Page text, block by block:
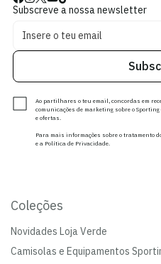
Subscreve a nossa newsletter
Ao partilhares o teu email, concordas em
comunicações de marketing sobre o
e ofertas.
Para mais informações sobre o tratamento
e a Política de Privacidade.
Coleções
Novidades Loja Verde
Camisolas e Equipamentos